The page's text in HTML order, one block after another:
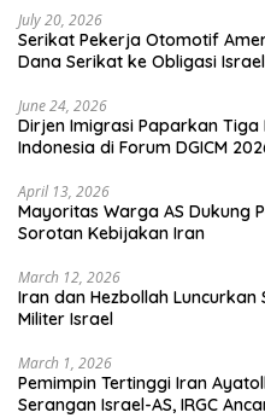
July 20, 2026
Serikat Pekerja Otomotif
Dana Serikat ke Obligasi
June 24, 2026
Dirjen Imigrasi Paparkan
Indonesia di Forum DGICM
April 13, 2026
Mayoritas Warga AS Dukung
Sorotan Kebijakan Iran
March 12, 2026
Iran dan Hezbollah
Militer Israel
March 1, 2026
Pemimpin Tertinggi Iran
Serangan Israel-AS, IRGC